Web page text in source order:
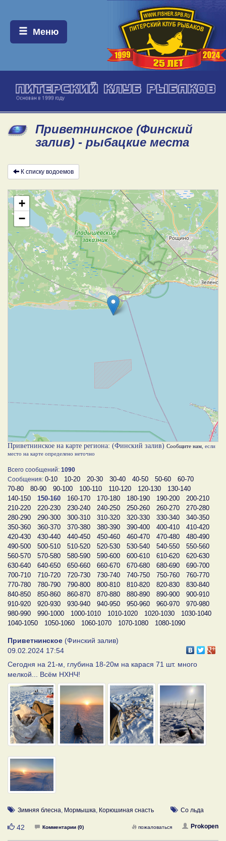
Меню:
Меню
Приветнинское (Финский
залив) - рыбацкие места
К списку водоемов
+
−
Приветнинское на карте региона: (Финский залив) Сообщите нам , если
место на карте определено неточно
Всего сообщений: 1090
Сообщения: 0-10 10-20 20-30 30-40 40-50 50-60
60-70
70-80
80-90 90-100 100-110 110-120 120-130
130-140
140-150
150-160 160-170 170-180 180-190 190-200
200-210
210-220
220-230 230-240 240-250 250-260 260-270
270-280
280-290
290-300 300-310 310-320 320-330 330-340
340-350
350-360
360-370 370-380 380-390 390-400 400-410
410-420
420-430
430-440 440-450 450-460 460-470 470-480
480-490
490-500
500-510 510-520 520-530 530-540 540-550
550-560
560-570
570-580 580-590 590-600 600-610 610-620
620-630
630-640
640-650 650-660 660-670 670-680 680-690
690-700
700-710
710-720 720-730 730-740 740-750 750-760
760-770
770-780
780-790 790-800 800-810 810-820 820-830
830-840
840-850
850-860 860-870 870-880 880-890 890-900
900-910
910-920
920-930 930-940 940-950 950-960 960-970
970-980
980-990
990-1000 1000-1010 1010-1020 1020-1030
1030-1040
1040-1050
1050-1060 1060-1070 1070-1080 1080-1090
Приветнинское (Финский залив)
09.02.2024 17:54
Сегодня на 21-м, глубина 18-20м на карася 71 шт. много
мелкой... Всём НХНЧ!
Зимняя блесна, Мормышка, Корюшиная снасть Со льда
Нравится
42 Комментарии (0) Prokopen
пожаловаться